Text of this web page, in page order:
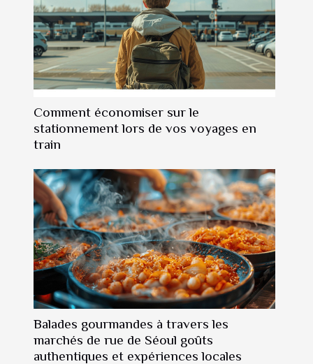
Comment économiser sur le
stationnement lors de vos voyages en
train
Balades gourmandes à travers les
marchés de rue de Séoul goûts
authentiques et expériences locales